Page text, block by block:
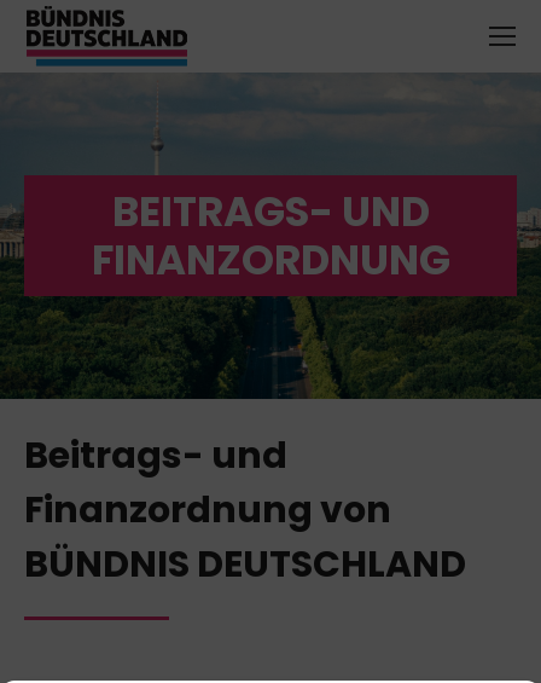
BEITRAGS- UND
FINANZORDNUNG
Beitrags- und
Finanzordnung von
BÜNDNIS DEUTSCHLAND